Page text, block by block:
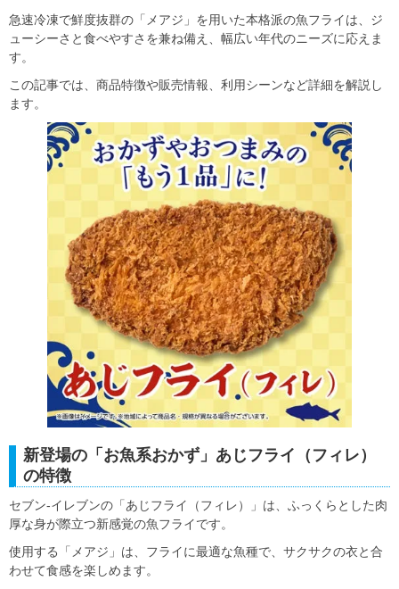
急速冷凍で鮮度抜群の「メアジ」を用いた本格派の魚フライは、ジ
ューシーさと食べやすさを兼ね備え、幅広い年代のニーズに応えま
す。
この記事では、商品特徴や販売情報、利用シーンなど詳細を解説し
ます。
新登場の「お魚系おかず」あじフライ（フィレ）
の特徴
セブン-イレブンの「あじフライ（フィレ）」は、ふっくらとした肉
厚な身が際立つ新感覚の魚フライです。
使用する「メアジ」は、フライに最適な魚種で、サクサクの衣と合
わせて食感を楽しめます。